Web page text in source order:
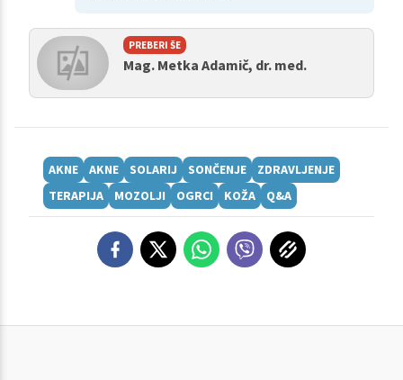
PREBERI ŠE
Mag. Metka Adamič, dr. med.
AKNE AKNE SOLARIJ SONČENJE
ZDRAVLJENJE
TERAPIJA
MOZOLJI OGRCI KOŽA Q&A